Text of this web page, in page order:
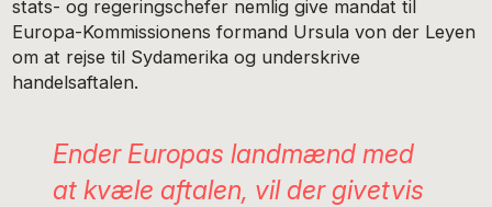
stats- og regeringschefer nemlig give mandat til
Europa-Kommissionens formand Ursula von der Leyen
om at rejse til Sydamerika og underskrive
handelsaftalen.
Ender Europas landmænd med
at kvæle aftalen, vil der givetvis